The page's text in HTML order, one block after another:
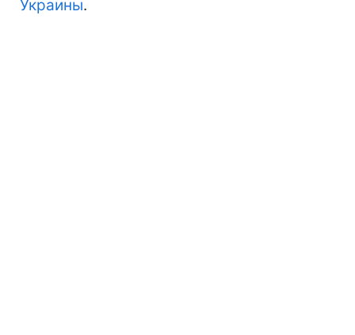
Украины.